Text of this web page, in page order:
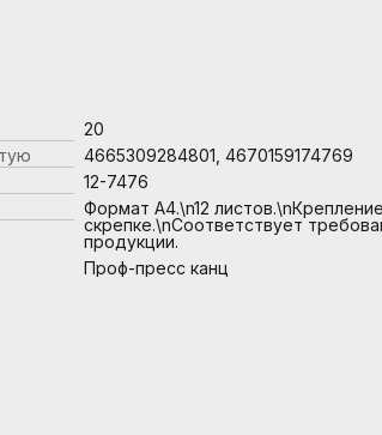
20
4665309284801, 4670159174769
12-7476
Формат А4.\n12
скрепке.\nСоответствует
продукции.
Проф-пресс канц